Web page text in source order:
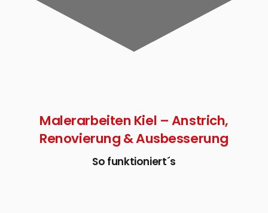
Malerarbeiten Kiel – Anstrich,
Renovierung & Ausbesserung
So funktioniert´s